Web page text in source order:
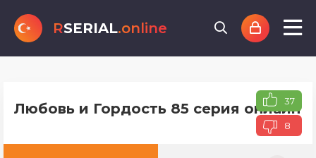
RSERIAL.online
Любовь и Гордость 85 серия онлайн
37
8